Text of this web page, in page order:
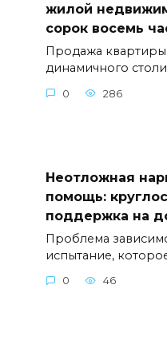
жилой
сорок восемь
Продажа квартиры
динамичного
0 286
Неотложная
помощь:
поддержка на
Проблема
испытание,
0 46